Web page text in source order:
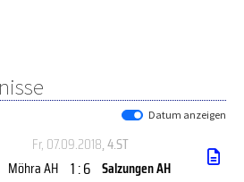
Datum anzeigen
Fr, 07.09.2018, 4.ST
Möhra AH 1 : 6 Salzungen AH